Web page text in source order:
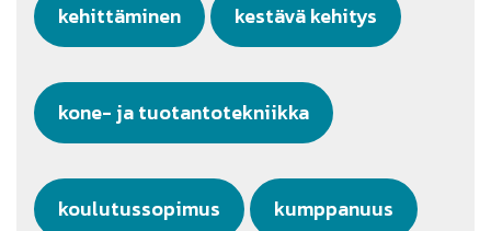
kehittäminen kestävä kehitys
kone- ja tuotantotekniikka
koulutussopimus kumppanuus